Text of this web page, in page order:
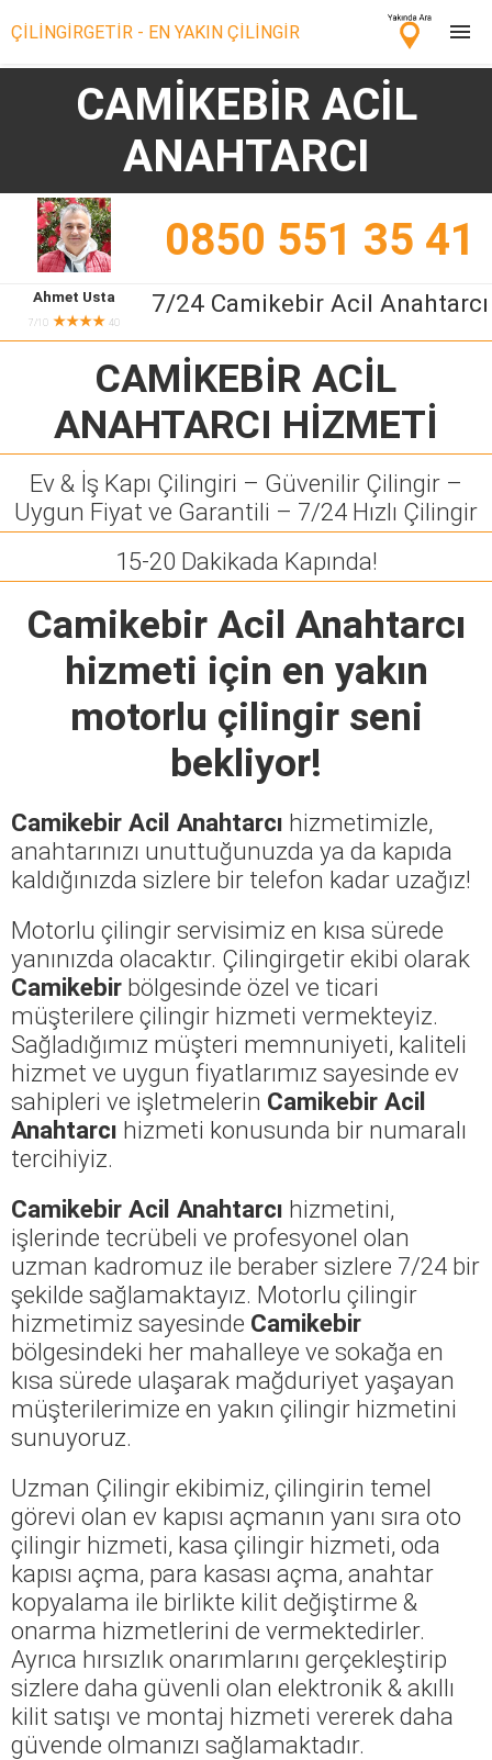
ÇİLİNGİRGETİR - EN YAKIN ÇİLİNGİR
Çilingir Ara
Çilingir misin? Bize Katıl!
CAMİKEBİR ACİL
ANAHTARCI
0850 551 35 41
Ahmet Usta
7/10 ★★★★ 40
7/24 Camikebir Acil Anahtarcı
CAMİKEBİR ACİL
ANAHTARCI HİZMETİ
Ev & İş Kapı Çilingiri – Güvenilir Çilingir –
Uygun Fiyat ve Garantili – 7/24 Hızlı Çilingir
15-20 Dakikada Kapında!
Camikebir Acil Anahtarcı
hizmeti için en yakın
motorlu çilingir seni
bekliyor!
Camikebir Acil Anahtarcı hizmetimizle,
anahtarınızı unuttuğunuzda ya da kapıda
kaldığınızda sizlere bir telefon kadar uzağız!
Motorlu çilingir servisimiz en kısa sürede
yanınızda olacaktır. Çilingirgetir ekibi olarak
Camikebir bölgesinde özel ve ticari
müşterilere çilingir hizmeti vermekteyiz.
Sağladığımız müşteri memnuniyeti, kaliteli
hizmet ve uygun fiyatlarımız sayesinde ev
sahipleri ve işletmelerin Camikebir Acil
Anahtarcı hizmeti konusunda bir numaralı
tercihiyiz.
Camikebir Acil Anahtarcı hizmetini,
işlerinde tecrübeli ve profesyonel olan
uzman kadromuz ile beraber sizlere 7/24 bir
şekilde sağlamaktayız. Motorlu çilingir
hizmetimiz sayesinde Camikebir
bölgesindeki her mahalleye ve sokağa en
kısa sürede ulaşarak mağduriyet yaşayan
müşterilerimize en yakın çilingir hizmetini
sunuyoruz.
Uzman Çilingir ekibimiz, çilingirin temel
görevi olan ev kapısı açmanın yanı sıra oto
çilingir hizmeti, kasa çilingir hizmeti, oda
kapısı açma, para kasası açma, anahtar
kopyalama ile birlikte kilit değiştirme &
onarma hizmetlerini de vermektedirler.
Ayrıca hırsızlık onarımlarını gerçekleştirip
sizlere daha güvenli olan elektronik & akıllı
kilit satışı ve montaj hizmeti vererek daha
güvende olmanızı sağlamaktadır.